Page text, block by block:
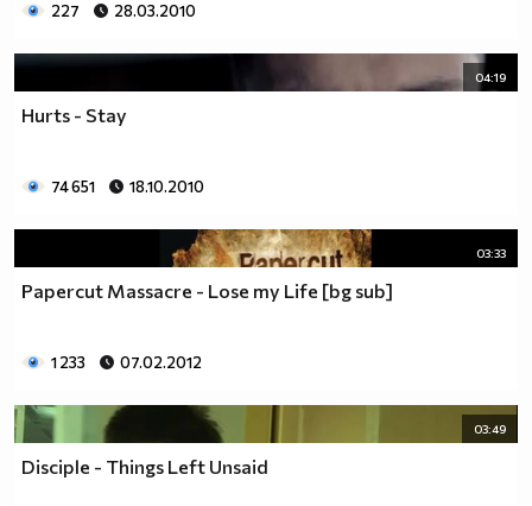
227 28.03.2010
04:19
Hurts - Stay
74 651 18.10.2010
03:33
Papercut Massacre - Lose my Life [bg sub]
1 233 07.02.2012
03:49
Disciple - Things Left Unsaid